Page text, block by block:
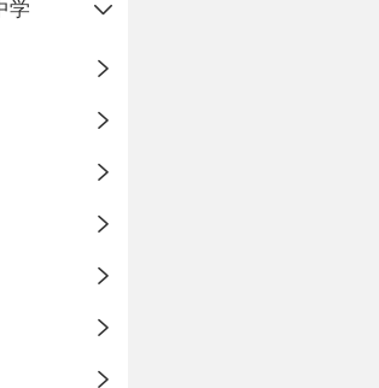
学